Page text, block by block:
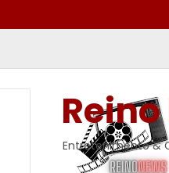
Entretenimento &